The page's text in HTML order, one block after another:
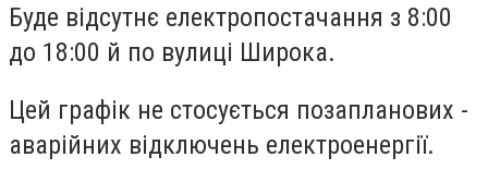
Буде відсутнє електропостачання з 8:00
до 18:00 й по вулиці Широка.
Цей графік не стосується позапланових -
аварійних відключень електроенергії.